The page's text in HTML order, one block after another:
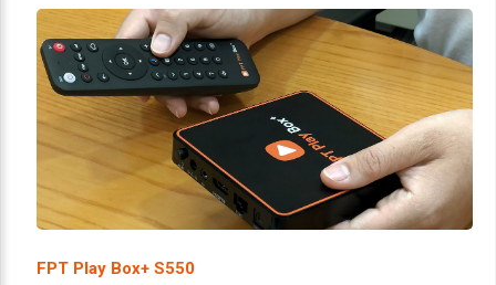
FPT Play Box+ S550